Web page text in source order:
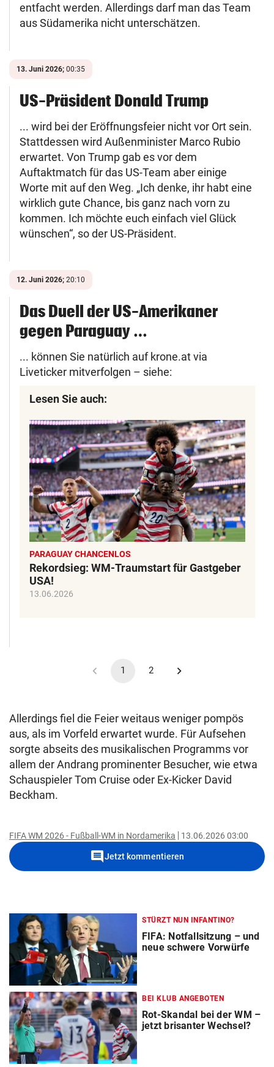
entfacht werden. Allerdings darf man das Team
aus Südamerika nicht unterschätzen.
13. Juni 2026; 00:35
US-Präsident Donald Trump
... wird bei der Eröffnungsfeier nicht vor Ort sein.
Stattdessen wird Außenminister Marco Rubio
erwartet. Von Trump gab es vor dem
Auftaktmatch für das US-Team aber einige
Worte mit auf den Weg. „Ich denke, ihr habt eine
wirklich gute Chance, bis ganz nach vorn zu
kommen. Ich möchte euch einfach viel Glück
wünschen“, so der US-Präsident.
12. Juni 2026; 20:10
Das Duell der US-Amerikaner
gegen Paraguay …
... können Sie natürlich auf krone.at via
Liveticker mitverfolgen – siehe:
Lesen Sie auch:
PARAGUAY CHANCENLOS
Rekordsieg: WM-Traumstart für Gastgeber
USA!
13.06.2026
1 2
Allerdings fiel die Feier weitaus weniger pompös
aus, als im Vorfeld erwartet wurde. Für Aufsehen
sorgte abseits des musikalischen Programms vor
allem der Andrang prominenter Besucher, wie etwa
Schauspieler Tom Cruise oder Ex-Kicker David
Beckham.
FIFA WM 2026 - Fußball-WM in Nordamerika 13.06.2026 03:00
commentJetzt kommentieren
STÜRZT NUN INFANTINO?
FIFA: Notfallsitzung – und
neue schwere Vorwürfe
BEI KLUB ANGEBOTEN
Rot-Skandal bei der WM –
jetzt brisanter Wechsel?